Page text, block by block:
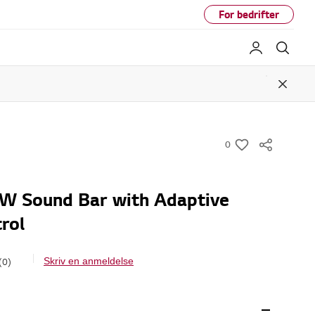
For bedrifter
My LG
Close
0
w
Sound Bar with Adaptive
Skriv en anmeldelse